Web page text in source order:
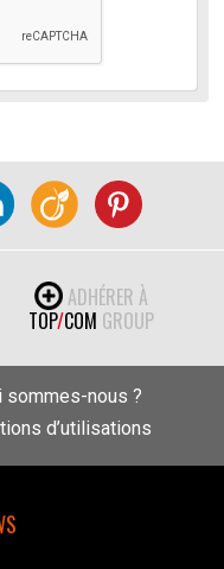
ADHÉRER À
TOP/COM GROUP
sommes-nous ?
d’utilisations